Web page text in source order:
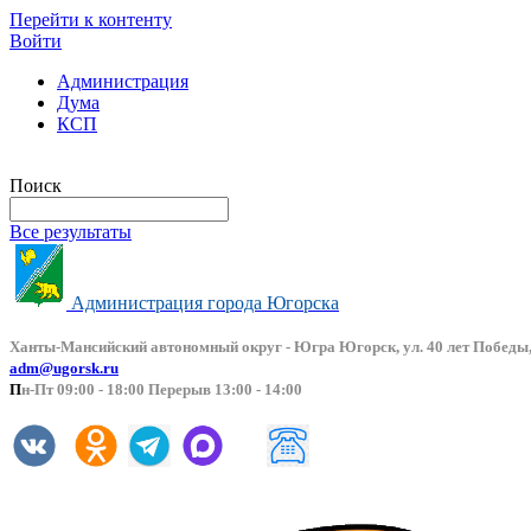
Перейти к контенту
Войти
Администрация
Дума
КСП
Поиск
Все результаты
Администрация города Югорска
Ханты-Мансийский автономный округ - Югра Югорск, ул. 40 лет
adm@ugorsk.ru
Пн-Пт 09:00 - 18:00 Перерыв 13:00 - 14:00